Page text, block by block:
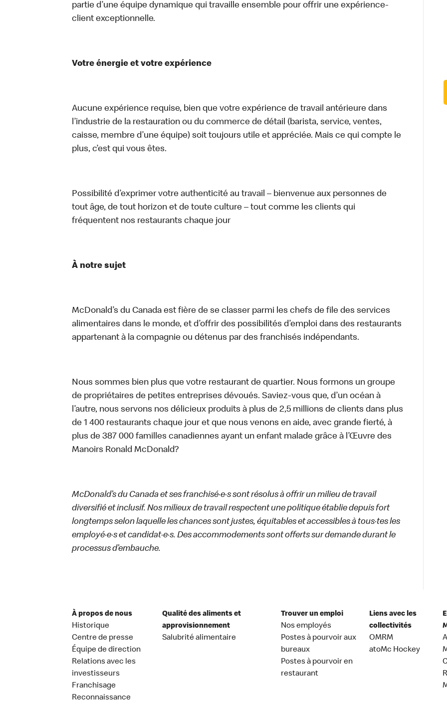
partie d’une équipe dynamique qui travaille ensemble pour offrir une expérience-
client exceptionnelle.
Votre énergie et votre expérience
Aucune expérience requise, bien que votre expérience de travail antérieure dans
l’industrie de la restauration ou du commerce de détail (barista, service, ventes,
caisse, membre d’une équipe) soit toujours utile et appréciée. Mais ce qui compte le
plus, c’est qui vous êtes.
Possibilité d’exprimer votre authenticité au travail – bienvenue aux personnes de
tout âge, de tout horizon et de toute culture – tout comme les clients qui
fréquentent nos restaurants chaque jour
À notre sujet
McDonald’s du Canada est fière de se classer parmi les chefs de file des services
alimentaires dans le monde, et d’offrir des possibilités d’emploi dans des restaurants
appartenant à la compagnie ou détenus par des franchisés indépendants.
Nous sommes bien plus que votre restaurant de quartier. Nous formons un groupe
de propriétaires de petites entreprises dévoués. Saviez-vous que, d’un océan à
l’autre, nous servons nos délicieux produits à plus de 2,5 millions de clients dans plus
de 1 400 restaurants chaque jour et que nous venons en aide, avec grande fierté, à
plus de 387 000 familles canadiennes ayant un enfant malade grâce à l’Œuvre des
Manoirs Ronald McDonald?
McDonald’s du Canada et ses franchisé·e·s sont résolus à offrir un milieu de travail
diversifié et inclusif. Nos milieux de travail respectent une politique établie depuis fort
longtemps selon laquelle les chances sont justes, équitables et accessibles à tous·tes les
employé·e·s et candidat·e·s. Des accommodements sont offerts sur demande durant le
processus d’embauche.
À propos de nous
Historique
Centre de presse
Équipe de direction
Relations avec les
investisseurs
Franchisage
Reconnaissance
Qualité des aliments et
approvisionnement
Salubrité alimentaire
Trouver un emploi
Nos employés
Postes à pourvoir aux
bureaux
Postes à pourvoir en
restaurant
Liens avec les
collectivités
OMRM
atoMc Hockey